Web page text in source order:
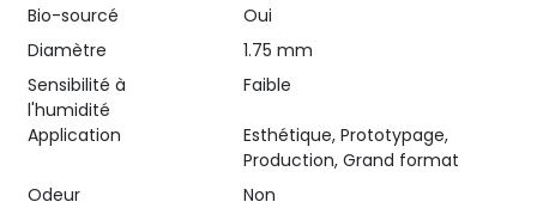
Bio-sourcé
Oui
Diamètre
1.75 mm
Sensibilité à
l'humidité
Faible
Application
Esthétique, Prototypage,
Production, Grand format
Odeur
Non